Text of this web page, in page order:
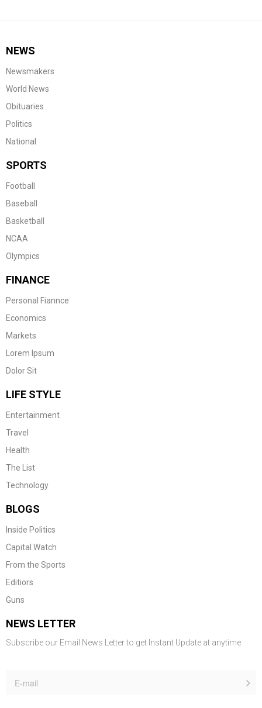
NEWS
Newsmakers
World News
Obituaries
Politics
National
SPORTS
Football
Baseball
Basketball
NCAA
Olympics
FINANCE
Personal Fiannce
Economics
Markets
Lorem Ipsum
Dolor Sit
LIFE STYLE
Entertainment
Travel
Health
The List
Technology
BLOGS
Inside Politics
Capital Watch
From the Sports
Editiors
Guns
NEWS LETTER
Subscribe our Email News Letter to get Instant Update at anytime